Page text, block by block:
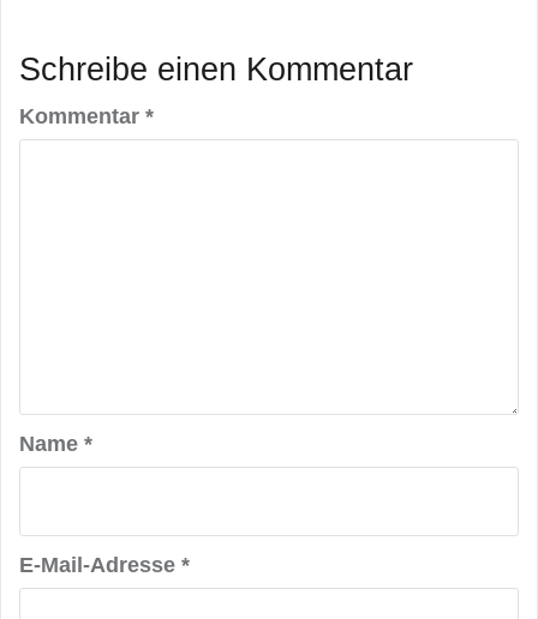
Schreibe einen Kommentar
Kommentar *
Name *
E-Mail-Adresse *